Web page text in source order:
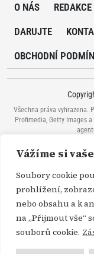
Vážíme si
Soubory cookie
prohlížení,
nebo obsahu a k
na „Přijmout vše“
souborů cookie.
O NÁS REDAKCE
DARUJTE
OBCHODNÍ
Všechna práva vyhrazena.
Profimedia, Getty Images